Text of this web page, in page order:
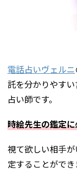
電話占いヴェルニ
託を分かりやす
占い師です。
時絵先生の鑑定
視て欲しい相手
定することができ